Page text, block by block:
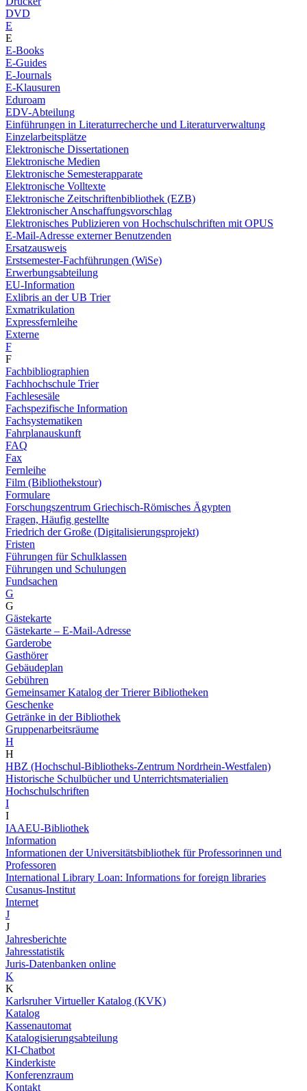
DVD
E
E
E-Books
E-Guides
E-Journals
E-Klausuren
Eduroam
EDV-Abteilung
Einführungen in Literaturrecherche und Literaturverwaltung
Einzelarbeitsplätze
Elektronische Dissertationen
Elektronische Medien
Elektronische Semesterapparate
Elektronische Volltexte
Elektronische Zeitschriftenbibliothek (EZB)
Elektronischer Anschaffungsvorschlag
Elektronisches Publizieren von Hochschulschriften mit OPUS
E-Mail-Adresse externer Benutzenden
Ersatzausweis
Erstsemester-Fachführungen (WiSe)
Erwerbungsabteilung
EU-Information
Exlibris an der UB Trier
Exmatrikulation
Expressfernleihe
Externe
F
F
Fachbibliographien
Fachhochschule Trier
Fachlesesäle
Fachspezifische Information
Fachsystematiken
Fahrplanauskunft
FAQ
Fax
Fernleihe
Film (Bibliothekstour)
Formulare
Forschungszentrum Griechisch-Römisches Ägypten
Fragen, Häufig gestellte
Friedrich der Große (Digitalisierungsprojekt)
Fristen
Führungen für Schulklassen
Führungen und Schulungen
Fundsachen
G
G
Gästekarte
Gästekarte – E-Mail-Adresse
Garderobe
Gasthörer
Gebäudeplan
Gebühren
Gemeinsamer Katalog der Trierer Bibliotheken
Geschenke
Getränke in der Bibliothek
Gruppenarbeitsräume
H
H
HBZ (Hochschul-Bibliotheks-Zentrum Nordrhein-Westfalen)
Historische Schulbücher und Unterrichtsmaterialien
Hochschulschriften
I
I
IAAEU-Bibliothek
Information
Informationen der Universitätsbibliothek für Professorinnen und
Professoren
International Library Loan: Informations for foreign libraries
Cusanus-Institut
Internet
J
J
Jahresberichte
Jahresstatistik
Juris-Datenbanken online
K
K
Karlsruher Virtueller Katalog (KVK)
Katalog
Kassenautomat
Katalogisierungsabteilung
KI-Chatbot
Kinderkiste
Konferenzraum
Kontakt